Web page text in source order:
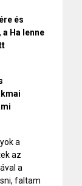
és
Ha lenne
a
az
a
faltam